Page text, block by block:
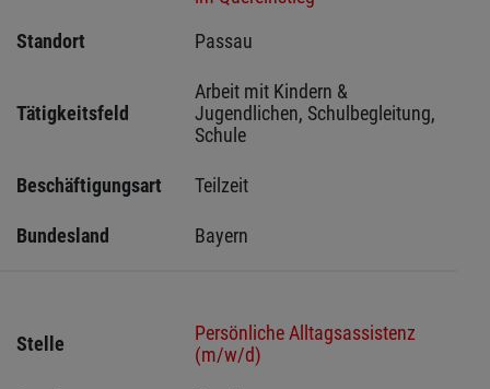
Standort
Passau
Tätigkeitsfeld
Arbeit mit Kindern &
Jugendlichen, Schulbegleitung,
Schule
Beschäftigungsart Teilzeit
Bundesland Bayern
Stelle
Persönliche Alltagsassistenz
(m/w/d)